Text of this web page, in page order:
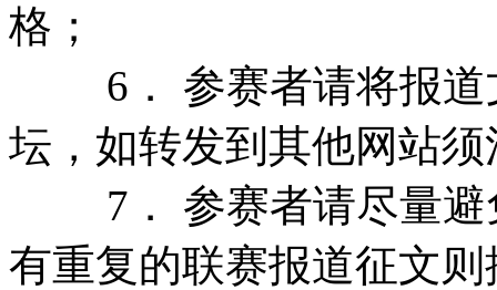
格；
6． 参赛者请将报道
坛，如转发到其他网站
7． 参赛者请尽量避
有重复的联赛报道征文